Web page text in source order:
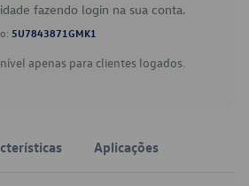
fazendo login na sua conta.
5U7843871GMK1
apenas para clientes logados.
Aplicações